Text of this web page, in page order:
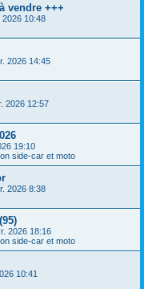
vendre +++
2026 10:48
2026 14:45
2026 12:57
19:10
side-car et moto
2026 8:38
2026 18:16
side-car et moto
10:41